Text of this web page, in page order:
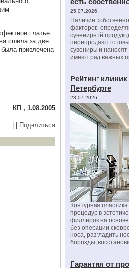
платье
сшила за две
привлечена
КП , 1.08.2005
Поделиться
есть
25.07.2026
Наличие
факторов,
сувенирной
перепродают
сувениры и наносят
имеют ряд важных
Рейтинг
Петербурге
23.07.2026
Контурная
процедур в
филлеров на
без операции
носа, разгладить
борозды,
Гарантия от